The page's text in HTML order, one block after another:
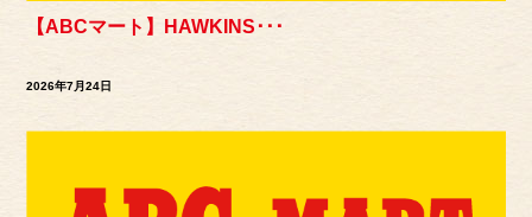
【ABCマート】HAWKINS･･･
2026年7月24日